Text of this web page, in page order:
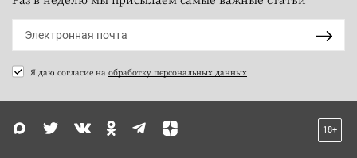
Я даю согласие на обработку персональных данных
18+